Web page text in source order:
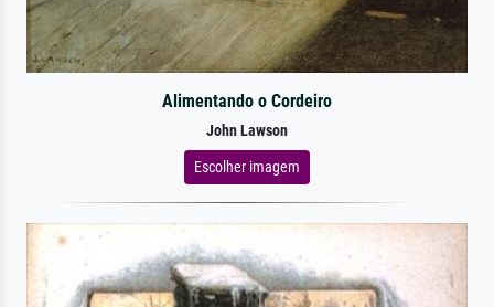
Alimentando o Cordeiro
John Lawson
Escolher imagem